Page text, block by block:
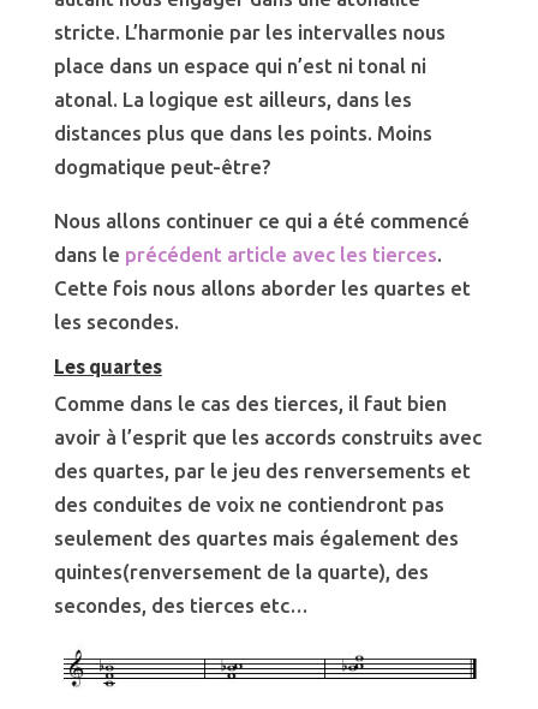
stricte. L’harmonie par les intervalles nous
place dans un espace qui n’est ni tonal ni
atonal. La logique est ailleurs, dans les
distances plus que dans les points. Moins
dogmatique peut-être?
Nous allons continuer ce qui a été commencé
dans le précédent article avec les tierces.
Cette fois nous allons aborder les quartes et
les secondes.
Les quartes
Comme dans le cas des tierces, il faut bien
avoir à l’esprit que les accords construits avec
des quartes, par le jeu des renversements et
des conduites de voix ne contiendront pas
seulement des quartes mais également des
quintes(renversement de la quarte), des
secondes, des tierces etc…